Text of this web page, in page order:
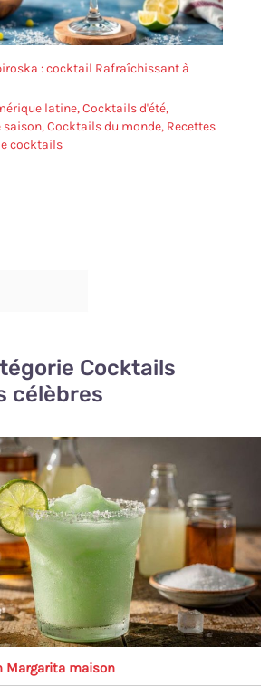
: cocktail Rafraîchissant à
latine,Cocktails d'été,
saison,Cocktails du monde, Recettes
cocktails
Cocktails
célèbres
Margarita maison